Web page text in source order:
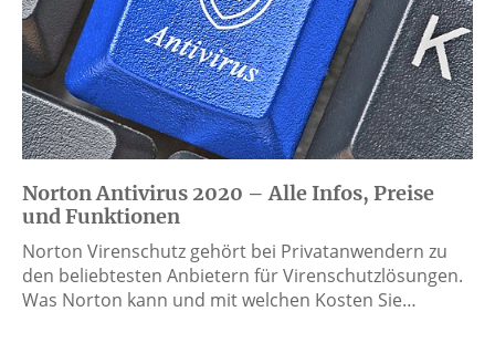
Norton Antivirus 2020 – Alle Infos, Preise
und Funktionen
Norton Virenschutz gehört bei Privatanwendern zu
den beliebtesten Anbietern für Virenschutzlösungen.
Was Norton kann und mit welchen Kosten Sie…